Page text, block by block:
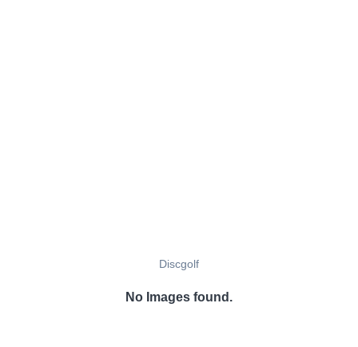
Discgolf
No Images found.